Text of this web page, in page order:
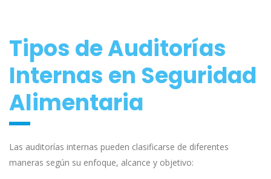
Tipos de Auditorías
Internas en Seguridad
Alimentaria
Las auditorías internas pueden clasificarse de diferentes
maneras según su enfoque, alcance y objetivo: